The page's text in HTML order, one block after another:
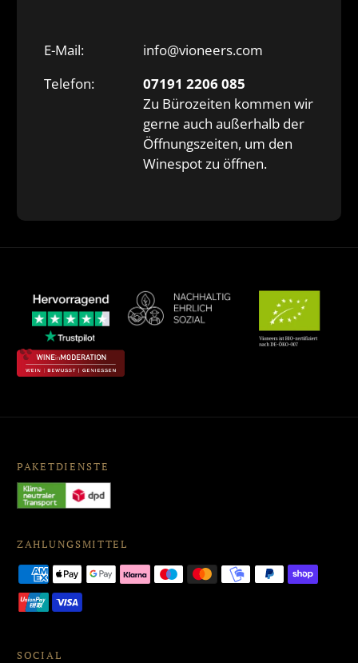
E-Mail:
info@vioneers.com
Telefon:
07191 2206 085
Zu Bürozeiten kommen wir
gerne auch außerhalb der
Öffnungszeiten, um den
Winespot zu öffnen.
PAKETDIENSTE
ZAHLUNGSMITTEL
SOCIAL